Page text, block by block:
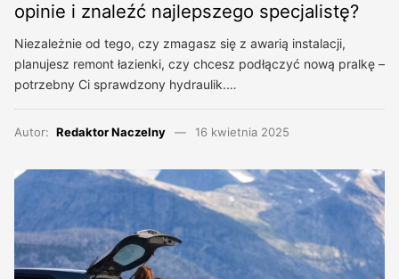
opinie i znaleźć najlepszego specjalistę?
Niezależnie od tego, czy zmagasz się z awarią instalacji,
planujesz remont łazienki, czy chcesz podłączyć nową pralkę –
potrzebny Ci sprawdzony hydraulik.…
Autor: Redaktor Naczelny 16 kwietnia 2025